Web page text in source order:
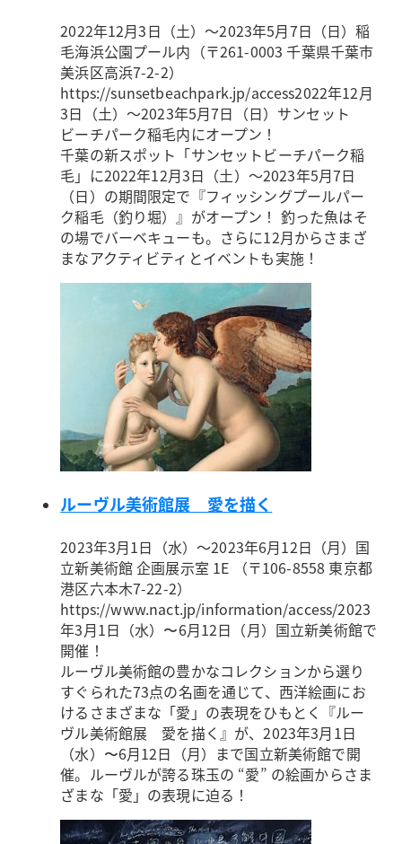
2022年12月3日（土）～2023年5月7日（日）稲
毛海浜公園プール内（〒261-0003 千葉県千葉市
美浜区高浜7-2-2）
https://sunsetbeachpark.jp/access2022年12月
3日（土）～2023年5月7日（日）サンセット
ビーチパーク稲毛内にオープン！
千葉の新スポット「サンセットビーチパーク稲
毛」に2022年12月3日（土）～2023年5月7日
（日）の期間限定で『フィッシングプールパー
ク稲毛（釣り堀）』がオープン！ 釣った魚はそ
の場でバーベキューも。さらに12月からさまざ
まなアクティビティとイベントも実施！
ルーヴル美術館展 愛を描く
2023年3月1日（水）～2023年6月12日（月） 国
立新美術館 企画展示室 1E （〒106-8558 東京都
港区六本木7-22-2）
https://www.nact.jp/information/access/2023
年3月1日（水）〜6月12日（月）国立新美術館で
開催！
ルーヴル美術館の豊かなコレクションから選り
すぐられた73点の名画を通じて、西洋絵画にお
けるさまざまな「愛」の表現をひもとく『ルー
ヴル美術館展 愛を描く』が、2023年3月1日
（水）〜6月12日（月）まで国立新美術館で開
催。ルーヴルが誇る珠玉の “愛” の絵画からさま
ざまな「愛」の表現に迫る！